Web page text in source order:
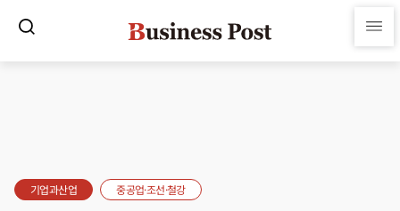
기업과산업 중공업·조선·철강